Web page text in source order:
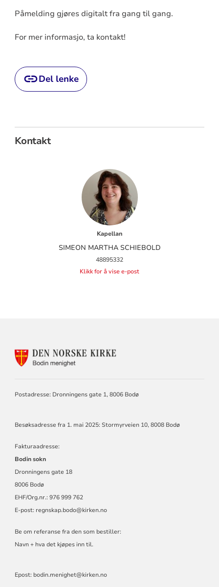
Påmelding gjøres digitalt fra gang til gang.
For mer informasjo, ta kontakt!
Del lenke
Kontakt
Kapellan
SIMEON MARTHA SCHIEBOLD
48895332
Klikk for å vise e-post
Postadresse: Dronningens gate 1, 8006 Bodø
Besøksadresse fra 1. mai 2025: Stormyrveien 10, 8008 Bodø
Fakturaadresse:
Bodin sokn
Dronningens gate 18
8006 Bodø
EHF/Org.nr.: 976 999 762
E-post: regnskap.bodo@kirken.no
Be om referanse fra den som bestiller:
Navn + hva det kjøpes inn til.
Epost: bodin.menighet@kirken.no